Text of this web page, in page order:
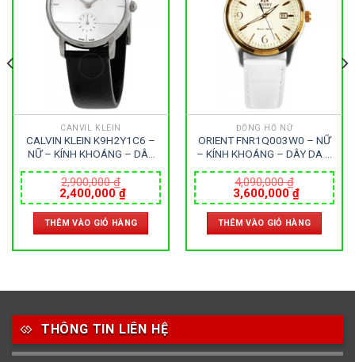
CANVIL KLEIN
CALVIN KLEIN K9H2Y1C6 –
NỮ – KÍNH KHOÁNG – DÂY
MÁY THỤY SỸ
2,900,000₫
Giá
gốc
là:
2,900,000 ₫.
2,400,000₫Giá
hiện
tại
là:
2,400,000 ₫.
THÊM VÀO GIỎ HÀNG
ĐỒNG HỒ NỮ
ORIENT FNR1Q003W0 – NỮ
– KÍNH KHOÁNG – DÂY DA –
MÁY NHẬT
4,090,000₫
Giá
gốc
là:
4,090,000 ₫.
3,600,000₫Giá
hiện
tại
là:
THÊM VÀO GIỎ HÀNG
THÔNG TIN LIÊN HỆ